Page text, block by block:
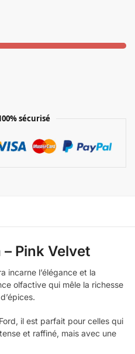
sécurisé
Pink Velvet
incarne l’élégance et la
olfactive qui mêle la richesse
il est parfait pour celles qui
et raffiné, mais avec une